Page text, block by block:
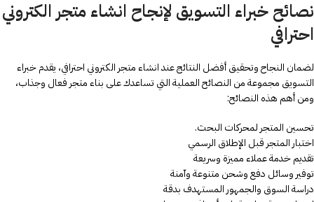
نصائح خبراء التسويق لإنجاح انشاء متجر الكتروني
احترافي
لضمان النجاح وتحقيق أفضل النتائج عند انشاء متجر الكتروني احترافي، يقدم خبراء
التسويق مجموعة من النصائح العملية التي تساعدك على بناء متجر فعال وجذاب،
ومن أهم هذه النصائح:
تحسين المتجر لمحركات البحث.
اختبار المتجر قبل الإطلاق الرسمي
تقديم خدمة عملاء مميزة وسريعة
توفير وسائل دفع وشحن متنوعة وآمنة
دراسة السوق والجمهور المستهدف بدقة